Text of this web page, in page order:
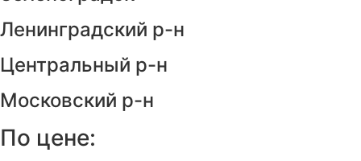
Ленинградский р-н
Центральный р-н
Московский р-н
По цене: